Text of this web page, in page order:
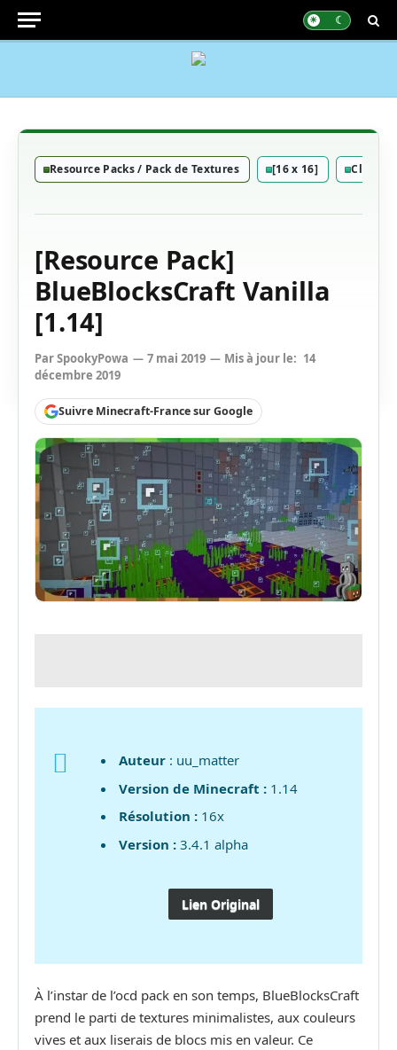
Resource Packs / Pack de Textures [16 x 16]
[Resource Pack]
BlueBlocksCraft Vanilla
[1.14]
ParSpookyPowa 7 mai 2019 Mis à jour le: 14
décembre 2019
Suivre Minecraft-France sur Google
Auteur : uu_matter
Version de Minecraft : 1.14
Résolution : 16x
Version : 3.4.1 alpha
Lien Original
À l’instar de l’ocd pack en son temps, BlueBlocksCraft
prend le parti de textures minimalistes, aux couleurs
vives et aux liserais de blocs mis en valeur. Ce